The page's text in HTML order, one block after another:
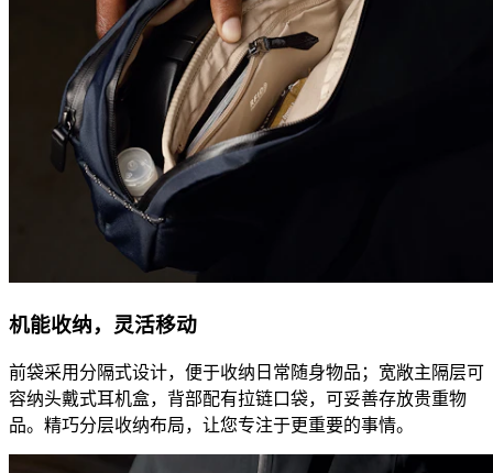
机能收纳，灵活移动
前袋采用分隔式设计，便于收纳日常随身物品；宽敞主隔层可
容纳头戴式耳机盒，背部配有拉链口袋，可妥善存放贵重物
品。精巧分层收纳布局，让您专注于更重要的事情。